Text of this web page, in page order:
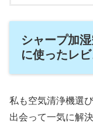
シャープ加
に使ったレ
私も空気清浄機選
出会って一気に解